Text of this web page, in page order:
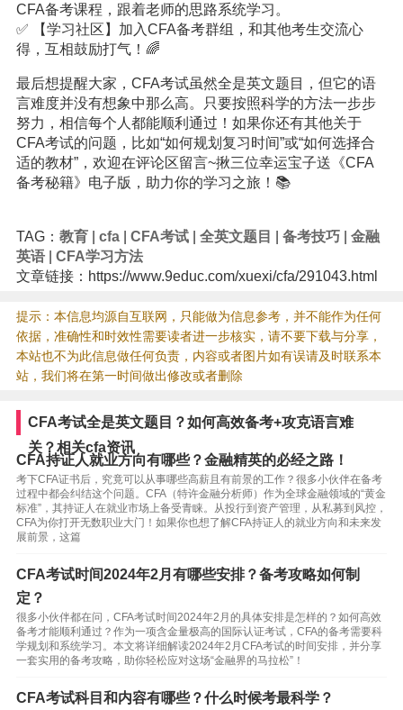
CFA备考课程，跟着老师的思路系统学习。
✅ 【学习社区】加入CFA备考群组，和其他考生交流心
得，互相鼓励打气！🌈
最后想提醒大家，CFA考试虽然全是英文题目，但它的语
言难度并没有想象中那么高。只要按照科学的方法一步步
努力，相信每个人都能顺利通过！如果你还有其他关于
CFA考试的问题，比如“如何规划复习时间”或“如何选择合
适的教材”，欢迎在评论区留言~揪三位幸运宝子送《CFA
备考秘籍》电子版，助力你的学习之旅！📚
TAG： 教育| cfa| CFA考试| 全英文题目 备考技巧| 金融
英语| CFA学习方法
文章链接：https://www.9educ.com/xuexi/cfa/291043.html
提示：本信息均源自互联网，只能做为信息参考，并不能作为任何
依据，准确性和时效性需要读者进一步核实，请不要下载与分享，
本站也不为此信息做任何负责，内容或者图片如有误请及时联系本
站，我们将在第一时间做出修改或者删除
CFA考试全是英文题目？如何高效备考+攻克语言难
关？相关cfa资讯
CFA持证人就业方向有哪些？金融精英的必经之路！
考下CFA证书后，究竟可以从事哪些高薪且有前景的工作？很多小伙伴在备考
过程中都会纠结这个问题。CFA（特许金融分析师）作为全球金融领域的“黄金
标准”，其持证人在就业市场上备受青睐。从投行到资产管理，从私募到风控，
CFA为你打开无数职业大门！如果你也想了解CFA持证人的就业方向和未来发
展前景，这篇
CFA考试时间2024年2月有哪些安排？备考攻略如何制
定？
很多小伙伴都在问，CFA考试时间2024年2月的具体安排是怎样的？如何高效
备考才能顺利通过？作为一项含金量极高的国际认证考试，CFA的备考需要科
学规划和系统学习。本文将详细解读2024年2月CFA考试的时间安排，并分享
一套实用的备考攻略，助你轻松应对这场“金融界的马拉松”！
CFA考试科目和内容有哪些？什么时候考最科学？